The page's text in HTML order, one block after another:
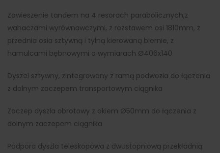
Zawieszenie tandem na 4 resorach parabolicznych,z
wahaczami wyrównawczymi, z rozstawem osi 1810mm, z
przednia osia sztywną i tylną kierowaną biernie, z
hamulcami bębnowymi o wymiarach Ø406x140
Dyszel sztywny, zintegrowany z ramą podwozia do łączenia
z dolnym zaczepem transportowym ciągnika
Zaczep dyszla obrotowy z okiem Ø50mm do łączenia z
dolnym zaczepem ciągnika
Podpora dyszla teleskopowa z dwustopniową przekładnią